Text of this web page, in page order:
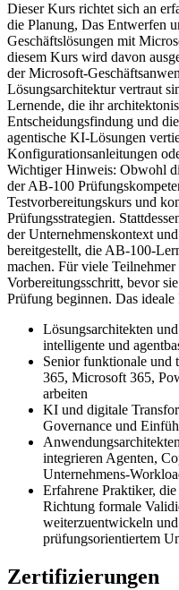
Dieser Kurs richtet sich an
die Planung, Das Entwerfen
Geschäftslösungen mit
diesem Kurs wird davon
der Microsoft-
Lösungsarchitektur vertraut
Lernende, die ihr
Entscheidungsfindung und
agentische KI-Lösungen
Konfigurationsanleitungen
Wichtiger Hinweis: Obwohl
der AB-100
Testvorbereitungskurs und
Prüfungsstrategien.
der Unternehmenskontext
bereitgestellt, die AB-100-
machen. Für viele
Vorbereitungsschritt, bevor
Prüfung beginnen. Das
Lösungsarchitekten
intelligente und
Senior funktionale und
365, Microsoft 365,
arbeiten
KI und digitale
Governance und
integrieren Agenten,
Unternehmens-
Erfahrene Praktiker,
Richtung formale
weiterzuentwickeln
prüfungsorientiertem
Zertifizierungen